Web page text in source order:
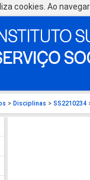
cookies. Ao
> Disciplinas > SS2210234